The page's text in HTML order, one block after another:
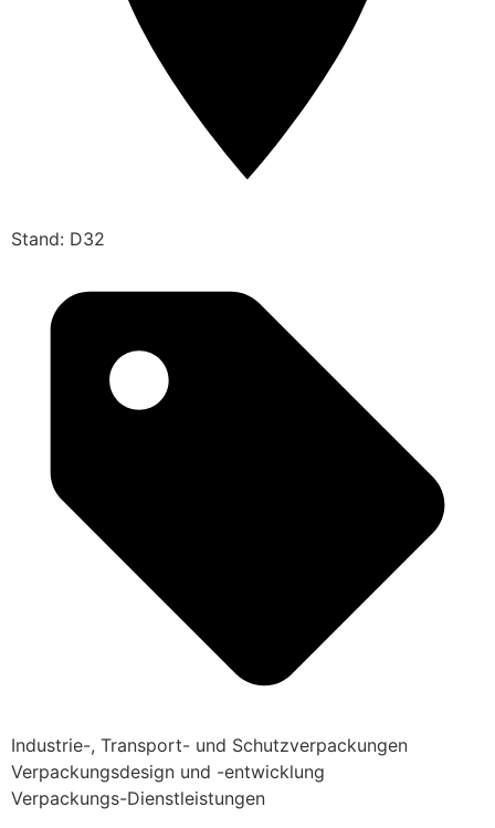
Stand: D32
Industrie-, Transport- und Schutzverpackungen
Verpackungsdesign und -entwicklung
Verpackungs-Dienstleistungen